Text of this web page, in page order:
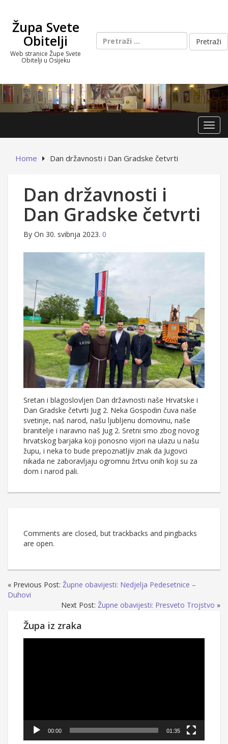
contentŽupa Svete
Obitelji
Web stranice Župe Svete
Obitelji u Osijeku
Pretraži:
Home Dan državnosti i Dan Gradske četvrti
Dan državnosti i
Dan Gradske četvrti
By On 30. svibnja 2023. 0
Sretan i blagoslovljen Dan državnosti naše Hrvatske i
Dan Gradske četvrti Jug 2. Neka Gospodin čuva naše
svetinje, naš narod, našu ljubljenu domovinu, naše
branitelje i naravno naš Jug 2. Sretni smo zbog novog
hrvatskog barjaka koji ponosno vijori na ulazu u našu
župu, i neka to bude prepoznatljiv znak da Jugovci
nikada ne zaboravljaju ogromnu žrtvu onih koji su za
dom i narod pali.
Comments are closed, but trackbacks and pingbacks
are open.
« Previous Post: Župne obavijesti: Nedjelja Pedesetnice –
Duhovi
Next Post: Župne obavijesti: Presveto Trojstvo »
Župa iz zraka
00:00 01:35